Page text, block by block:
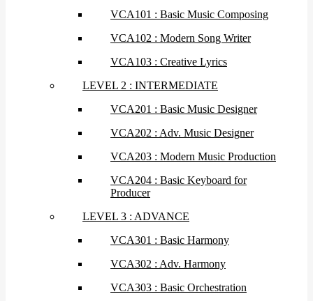
VCA101 : Basic Music Composing
VCA102 : Modern Song Writer
VCA103 : Creative Lyrics
LEVEL 2 : INTERMEDIATE
VCA201 : Basic Music Designer
VCA202 : Adv. Music Designer
VCA203 : Modern Music Production
VCA204 : Basic Keyboard for
Producer
LEVEL 3 : ADVANCE
VCA301 : Basic Harmony
VCA302 : Adv. Harmony
VCA303 : Basic Orchestration